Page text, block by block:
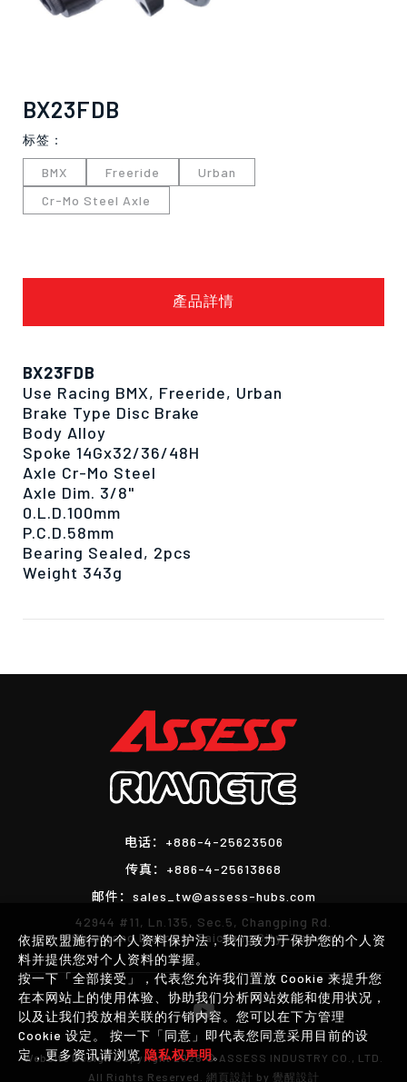
BX23FDB
标签：
BMX Freeride
Urban
Cr-Mo Steel Axle
產品詳情
BX23FDB
Use Racing BMX, Freeride, Urban
Brake Type Disc Brake
Body Alloy
Spoke 14Gx32/36/48H
Axle Cr-Mo Steel
Axle Dim. 3/8"
0.L.D.100mm
P.C.D.58mm
Bearing Sealed, 2pcs
Weight 343g
电话： +886-4-25623506
传真： +886-4-25613868
邮件： sales_tw@assess-hubs.com
42944 #11, Ln.135, Sec.5, Changping Rd.
Shengang District, Taichung City, Taiwan
Website DesignCopyright 2026 © ASSESS INDUSTRY CO., LTD.
All Rights Reserved. 網頁設計 by 覺醒設計
依据欧盟施行的个人资料保护法，我们致力于保护您的个人资
料并提供您对个人资料的掌握。
按一下「全部接受」，代表您允许我们置放 Cookie 来提升您
在本网站上的使用体验、协助我们分析网站效能和使用状况，
以及让我们投放相关联的行销内容。您可以在下方管理
Cookie 设定。 按一下「同意」即代表您同意采用目前的设
定，更多资讯请浏览隐私权声明。
僅必需的